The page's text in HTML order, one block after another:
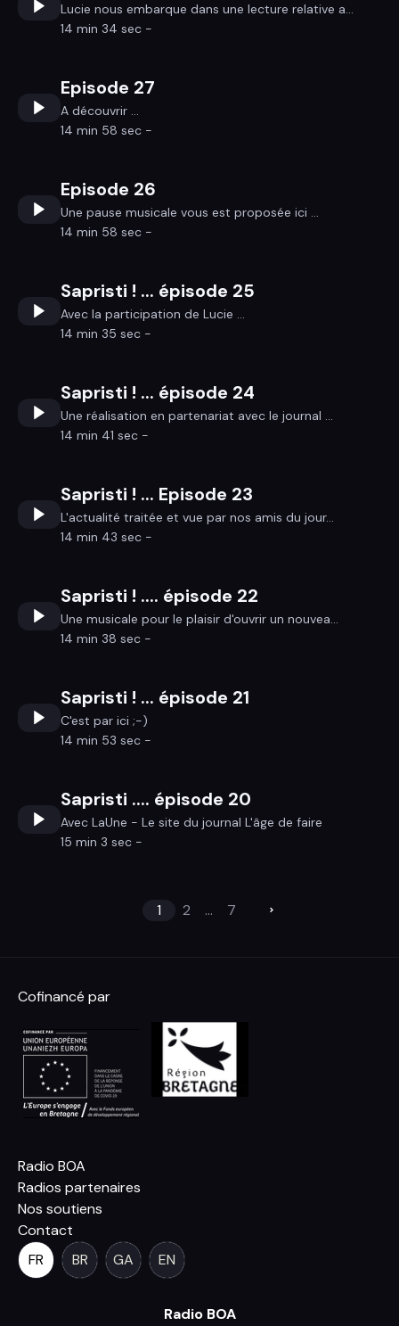
Lucie nous embarque dans une lecture relative a...
14 min 34 sec -
Episode 27
A découvrir ...
14 min 58 sec -
Episode 26
Une pause musicale vous est proposée ici ...
14 min 58 sec -
Sapristi ! ... épisode 25
Avec la participation de Lucie ...
14 min 35 sec -
Sapristi ! ... épisode 24
Une réalisation en partenariat avec le journal ...
14 min 41 sec -
Sapristi ! ... Episode 23
L'actualité traitée et vue par nos amis du jour...
14 min 43 sec -
Sapristi ! .... épisode 22
Une musicale pour le plaisir d'ouvrir un nouvea...
14 min 38 sec -
Sapristi ! ... épisode 21
C'est par ici ;-)
14 min 53 sec -
Sapristi .... épisode 20
Avec LaUne - Le site du journal L'âge de faire
15 min 3 sec -
1 2 ... 7
Cofinancé par
Radio BOA
Radios partenaires
Nos soutiens
Contact
FR
BR GA EN
Radio BOA